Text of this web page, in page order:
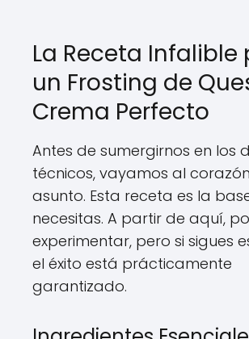
La Receta Infalible
un Frosting de
Crema Perfecto
Antes de sumergirnos en los
técnicos, vayamos al
asunto. Esta receta es la
necesitas. A partir de aquí,
experimentar, pero si sigues
el éxito está prácticamente
garantizado.